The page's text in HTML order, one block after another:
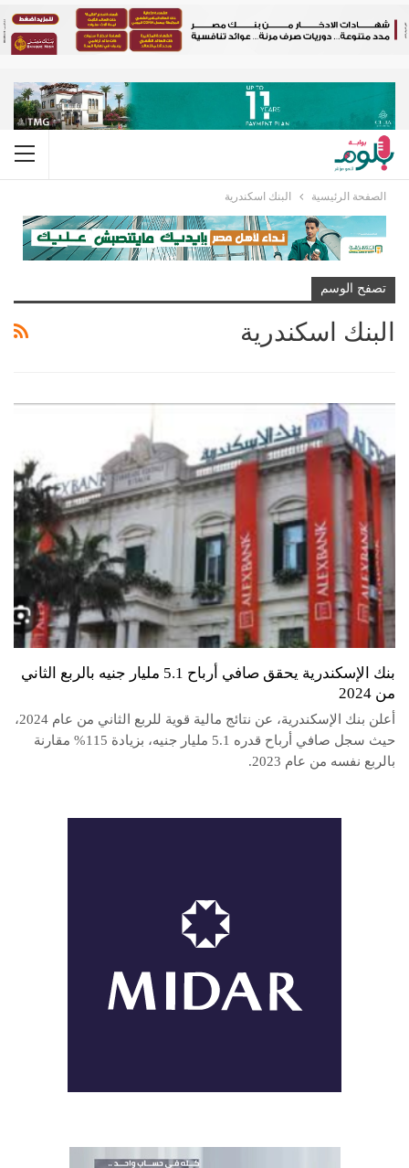
الصفحة الرئيسية البنك اسكندرية
تصفح الوسم
البنك اسكندرية
بنك الإسكندرية يحقق صافي أرباح 5.1 مليار جنيه بالربع الثاني
من 2024
أعلن بنك الإسكندرية، عن نتائج مالية قوية للربع الثاني من عام 2024،
حيث سجل صافي أرباح قدره 5.1 مليار جنيه، بزيادة 115% مقارنة
بالربع نفسه من عام 2023.